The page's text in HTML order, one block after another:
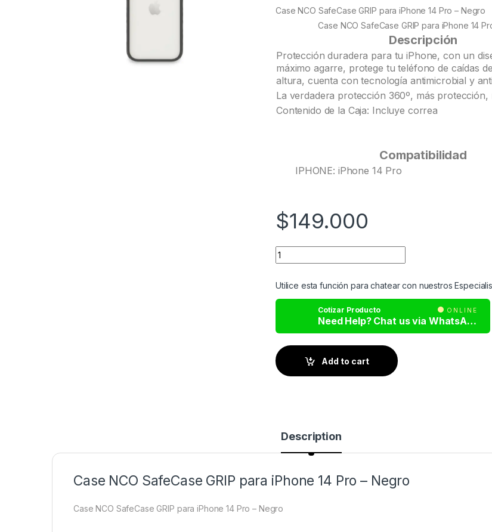
ratings
Case NCO SafeCase GRIP para iPhone 14 Pro – Negro
Case NCO SafeCase GRIP para iPhone 14
Descripción
Protección duradera para tu iPhone, con un
máximo agarre, protege tu teléfono de caídas
altura, cuenta con tecnología antimicrobial y
La verdadera protección 360º, más protección,
Contenido de la Caja: Incluye correa
Compatibilidad
IPHONE: iPhone 14 Pro
$149.000
Utilice esta función para chatear con nuestros
Cotizar Producto ONLINE
Need Help? Chat us via WhatsApp
Add to cart
Description
Case NCO SafeCase GRIP para iPhone 14 Pro – Negro
Case NCO SafeCase GRIP para iPhone 14 Pro – Negro